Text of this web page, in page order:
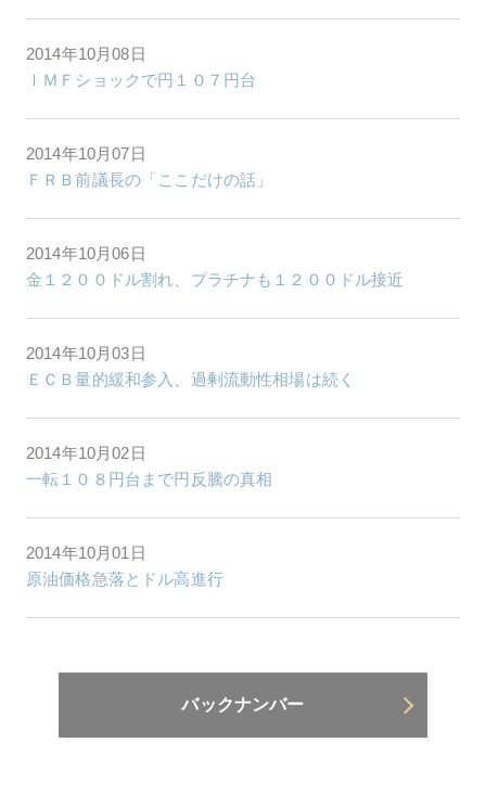
2014年10月08日
ＩＭＦショックで円１０７円台
2014年10月07日
ＦＲＢ前議長の「ここだけの話」
2014年10月06日
金１２００ドル割れ、プラチナも１２００ドル接近
2014年10月03日
ＥＣＢ量的緩和参入、過剰流動性相場は続く
2014年10月02日
一転１０８円台まで円反騰の真相
2014年10月01日
原油価格急落とドル高進行
バックナンバー